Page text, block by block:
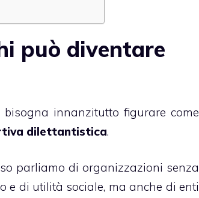
può diventare
innanzitutto figurare come
dilettantistica.
parliamo di organizzazioni senza
e di utilità sociale, ma anche di enti